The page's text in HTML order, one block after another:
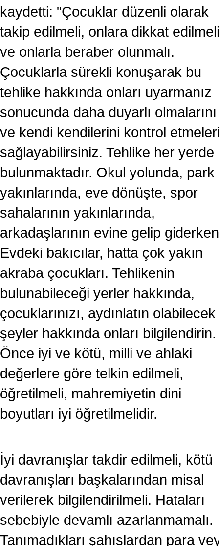
kaydetti: "Çocuklar düzenli olarak
takip edilmeli, onlara dikkat edilmeli
ve onlarla beraber olunmalı.
Çocuklarla sürekli konuşarak bu
tehlike hakkında onları uyarmanız
sonucunda daha duyarlı olmalarını
ve kendi kendilerini kontrol
sağlayabilirsiniz. Tehlike her yerde
bulunmaktadır. Okul yolunda, park
yakınlarında, eve dönüşte, spor
sahalarının yakınlarında,
arkadaşlarının evine gelip
Evdeki bakıcılar, hatta çok yakın
akraba çocukları. Tehlikenin
bulunabileceği yerler hakkında,
çocuklarınızı, aydınlatın olabilecek
şeyler hakkında onları bilgilendirin.
Önce iyi ve kötü, milli ve ahlaki
değerlere göre telkin edilmeli,
öğretilmeli, mahremiyetin dini
boyutları iyi öğretilmelidir.
İyi davranışlar takdir edilmeli, kötü
davranışları başkalarından misal
verilerek bilgilendirilmeli. Hataları
sebebiyle devamlı azarlanmamalı.
Tanımadıkları şahıslardan para